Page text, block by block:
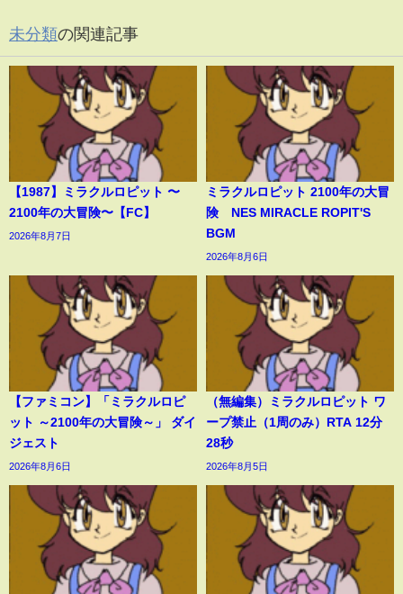
未分類の関連記事
【1987】ミラクルロピット 〜
2100年の大冒険〜【FC】
2026年8月7日
ミラクルロピット 2100年の大冒
険 NES MIRACLE ROPIT'S
BGM
2026年8月6日
【ファミコン】「ミラクルロピ
ット ～2100年の大冒険～」 ダイ
ジェスト
2026年8月6日
（無編集）ミラクルロピット ワ
ープ禁止（1周のみ）RTA 12分
28秒
2026年8月5日